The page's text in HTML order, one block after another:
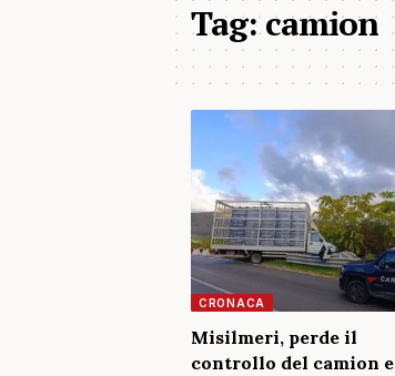
Tag:camion
CRONACA
Misilmeri, perde il
controllo del camion e